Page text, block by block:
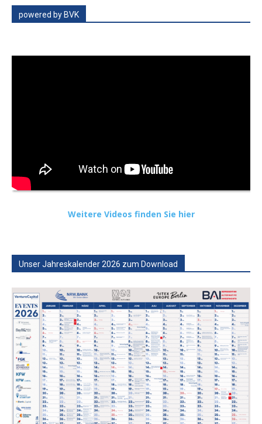
powered by BVK
Weitere Videos finden Sie hier
Unser Jahreskalender 2026 zum Download